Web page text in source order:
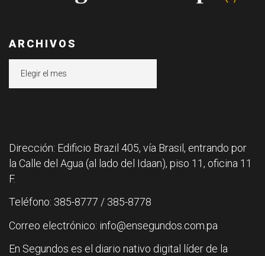
ARCHIVOS
Dirección: Edificio Brazil 405, vía Brasil, entrando por
la Calle del Agua (al lado del Idaan), piso 11, oficina 11
F.
Teléfono: 385-8777 / 385-8778
Correo electrónico: info@ensegundos.com.pa
En Segundos es el diario nativo digital líder de la